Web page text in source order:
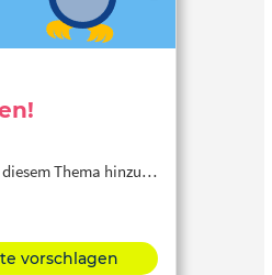
diesem Thema hinzu…
vorschlagen